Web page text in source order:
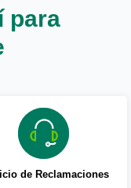
para
de Reclamaciones